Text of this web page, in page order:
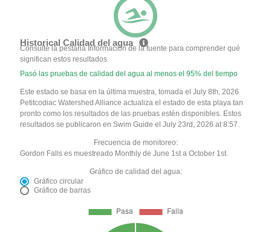
Historical Calidad del agua
Consulte la pestaña Información de la fuente para comprender qué
significan estos resultados
Pasó las pruebas de calidad del agua al menos el 95% del tiempo
Este estado se basa en la última muestra, tomada el July 8th, 2026
Petitcodiac Watershed Alliance actualiza el estado de esta playa tan
pronto como los resultados de las pruebas estén disponibles. Estos
resultados se publicaron en Swim Guide el July 23rd, 2026 at 8:57.
Frecuencia de monitoreo:
Gordon Falls es muestreado Monthly de June 1st a October 1st.
Gráfico de calidad del agua:
Gráfico circular
Gráfico de barras